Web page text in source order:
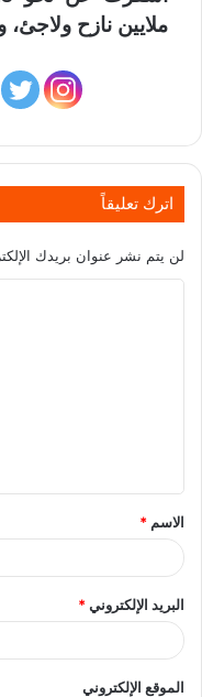
ملايين نازح
اترك تعليقاً
لن يتم نشر عنوان بريدك
الاسم *
البريد الإلكتروني*
الموقع الإلكتروني